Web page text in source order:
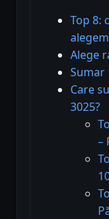
Top 8:
Alege
Sumar
Care
3025?
–